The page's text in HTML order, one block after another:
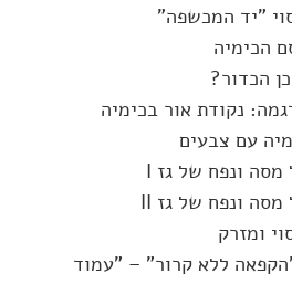
מספר 100 – "הקפאה ללא קרור" – "עמוד